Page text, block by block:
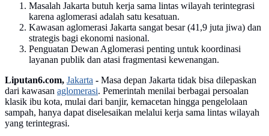
Masalah Jakarta butuh kerja sama lintas wilayah terintegrasi
karena aglomerasi adalah satu kesatuan.
Kawasan aglomerasi Jakarta sangat besar (41,9 juta jiwa) dan
strategis bagi ekonomi nasional.
Penguatan Dewan Aglomerasi penting untuk koordinasi
layanan publik dan atasi fragmentasi kewenangan.
Liputan6.com, Jakarta - Masa depan Jakarta tidak bisa dilepaskan
dari kawasan aglomerasi. Pemerintah menilai berbagai persoalan
klasik ibu kota, mulai dari banjir, kemacetan hingga pengelolaan
sampah, hanya dapat diselesaikan melalui kerja sama lintas wilayah
yang terintegrasi.